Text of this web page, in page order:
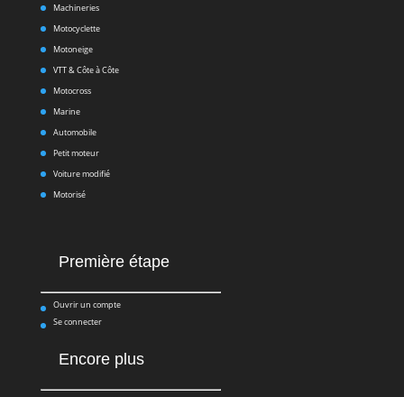
Machineries
Motocyclette
Motoneige
VTT & Côte à Côte
Motocross
Marine
Automobile
Petit moteur
Voiture modifié
Motorisé
Première étape
Ouvrir un compte
Se connecter
Encore plus